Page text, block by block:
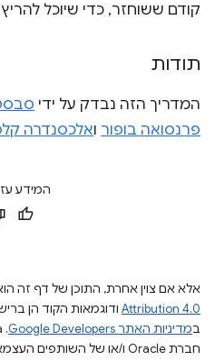
קודם ששוחזר, כדי שיוכל
תודות
המדריך הזה נבדק על ידי
פרנסואה בופור ואלכסנדרה
המידע
אלא אם צוין אחרת, התוכן של דף זה הוא
Attribution 4.0 ודוגמאות הקוד הן
במדיניות האתר Google Developers‏
חברת Oracle ו/או של השותפים העצמאיים שלה.